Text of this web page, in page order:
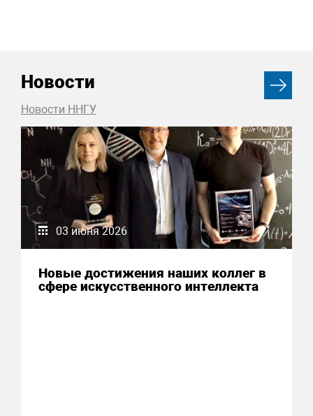
Новости
Новости ННГУ
03 июня 2026
Новые достижения наших коллег в
сфере искусственного интеллекта